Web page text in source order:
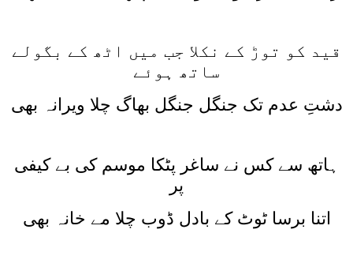
قید کو توڑ کے نکلا جب میں اٹھ کے بگولے
ساتھ ہوئے
دشتِ عدم تک جنگل جنگل بھاگ چلا ویرانہ بھی
ہاتھ سے کس نے ساغر پٹکا موسم کی بے کیفی
پر
اتنا برسا ٹوٹ کے بادل ڈوب چلا مے خانہ بھی